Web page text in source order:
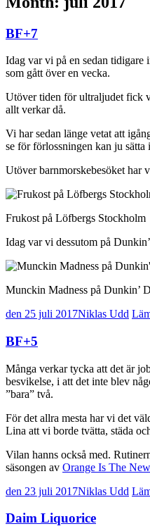
BF+7
Idag var vi på en sedan
som gått över en vecka.
Utöver tiden för ultraljudet fick
allt verkar då.
Vi har sedan länge vetat att
se för förlossningen kan ju sätta
Utöver barnmorskebesöket har
Frukost på Löfbergs Stockholm
Idag var vi dessutom på
Munckin Madness på Dunkin’
den 25 juli 2017Niklas Udd
BF+5
Många verkar tycka att det är
besvikelse, i att det inte blev
”bara” två.
För det allra mesta har vi det
Lina att vi borde tvätta, städa
Vilan hanns också med.
säsongen av Orange Is The
den 23 juli 2017Niklas Udd
Daim Liquorice